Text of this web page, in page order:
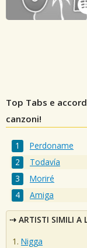
Top Tabs e
canzoni!
Perdoname
Todavía
Moriré
Amiga
ARTISTI SIMILI A
Nigga